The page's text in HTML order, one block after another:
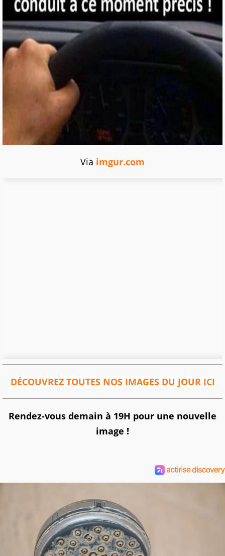
Via imgur.com
DÉCOUVREZ TOUTES NOS IMAGES DU JOUR ICI
Rendez-vous demain à 19H pour une nouvelle
image !